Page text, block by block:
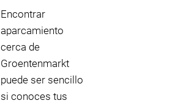
Encontrar
aparcamiento
cerca de
Groentenmarkt
puede ser sencillo
si conoces tus